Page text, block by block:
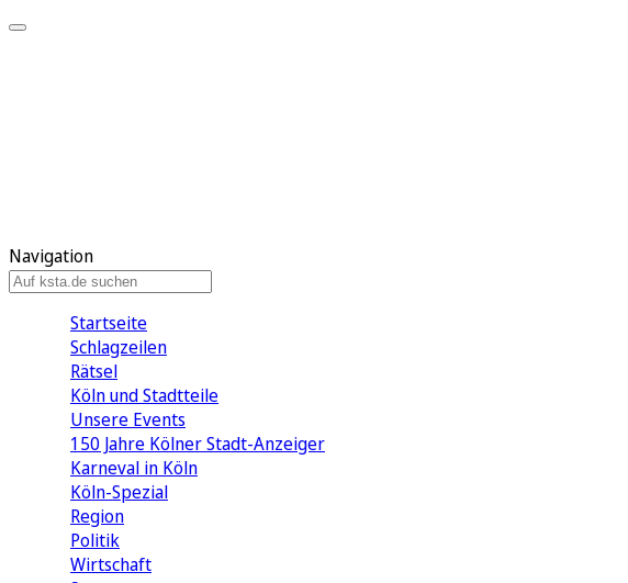
Navigation
Startseite
Schlagzeilen
Rätsel
Köln und Stadtteile
Unsere Events
150 Jahre Kölner Stadt-Anzeiger
Karneval in Köln
Köln-Spezial
Region
Politik
Wirtschaft